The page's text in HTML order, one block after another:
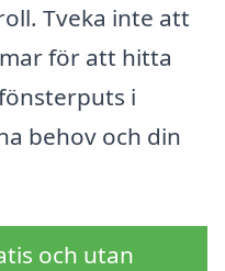
Tveka inte att
för att hitta
i
behov och din
och utan